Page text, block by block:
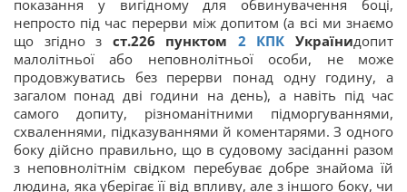
показання у вигідному для обвинувачення боці,
непросто під час перерви між допитом (а всі ми знаємо
що згідно з ст.226 пунктом 2 КПК Українидопит
малолітньої або неповнолітньої особи, не може
продовжуватись без перерви понад одну годину, а
загалом понад дві години на день), а навіть під час
самого допиту, різноманітними підморгуваннями,
схваленнями, підказуваннями й коментарями. З одного
боку дійсно правильно, що в судовому засіданні разом
з неповнолітнім свідком перебуває добре знайома їй
людина, яка уберігає її від впливу, але з іншого боку, чи